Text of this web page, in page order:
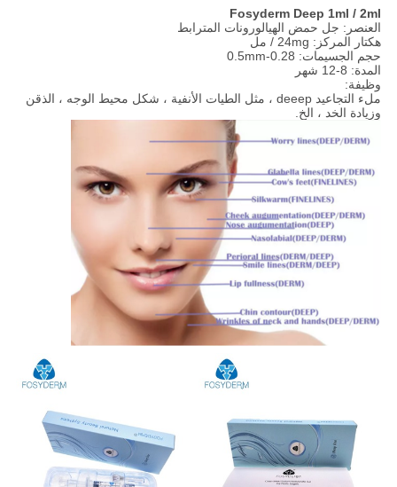
Fosyderm Deep 1ml / 2ml
العنصر: جل حمض الهيالورونات المترابط
هكتار المركز: 24mg / مل
حجم الجسيمات: 0.28-0.5mm
المدة: 8-12 شهر
وظيفة:
ملء التجاعيد deeep ، مثل الطيات الأنفية ، شكل محيط الوجه ، الذقن
وزيادة الخد ، الخ.